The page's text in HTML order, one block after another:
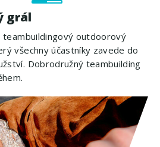
grál
teambuildingový outdoorový
všechny účastníky zavede do
Dobrodružný teambuilding